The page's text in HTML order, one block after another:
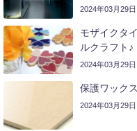
2024年03月29日
モザイクタ
ルクラフト♪
2024年03月29日
保護ワック
2024年03月29日